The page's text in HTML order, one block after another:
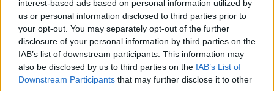
interest-based ads based on personal information utilized by
us or personal information disclosed to third parties prior to
your opt-out. You may separately opt-out of the further
disclosure of your personal information by third parties on the
IAB’s list of downstream participants. This information may
also be disclosed by us to third parties on the IAB’s List of
Downstream Participants that may further disclose it to other
E-
mail
Witryna
internetowa